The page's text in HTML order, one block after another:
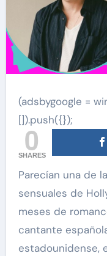
(adsbygoogle =
[]).push({});
0
SHARES
Parecían una de las parejas más enamoradas y
sensuales de
meses de
cantante
estadounidense,